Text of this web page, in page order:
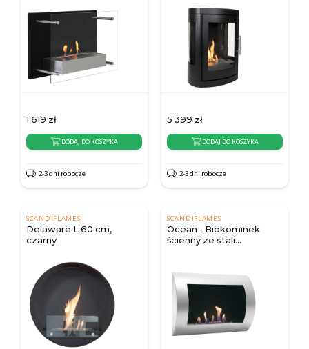
1 619 zł
DODAJ DO KOSZYKA
2-3 dni robocze
5 399 zł
DODAJ DO KOSZYKA
2-3 dni robocze
SCANDIFLAMES
Delaware L 60 cm,
czarny
SCANDIFLAMES
Ocean - Biokominek
ścienny ze stali